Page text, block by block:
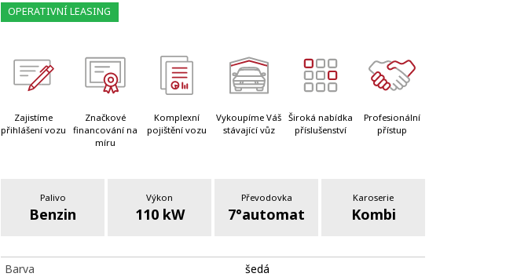
OPERATIVNÍ LEASING
Zajistíme
přihlášení vozu
Značkové
financování na
míru
Komplexní
pojištění vozu
Vykoupíme Váš
stávající vůz
Široká nabídka
příslušenství
Profesionální
přístup
Palivo
Benzin
Výkon
110 kW
Převodovka
7°automat
Karoserie
Kombi
Barva
šedá